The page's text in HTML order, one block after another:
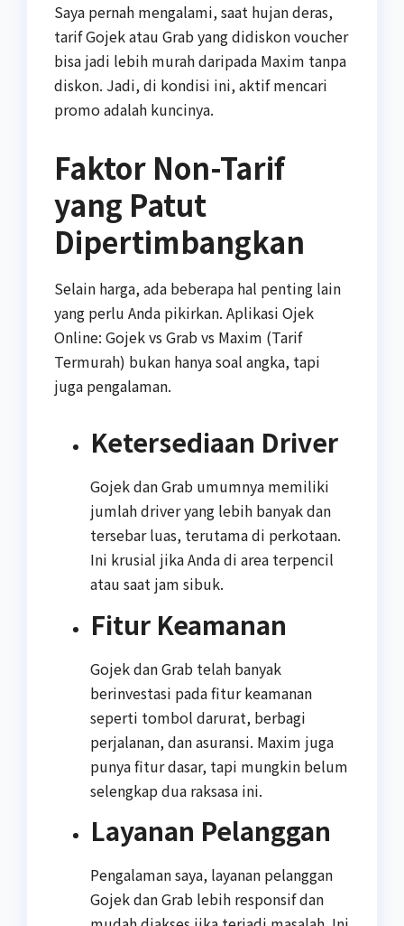
Saya pernah mengalami, saat hujan deras,
tarif Gojek atau Grab yang didiskon voucher
bisa jadi lebih murah daripada Maxim tanpa
diskon. Jadi, di kondisi ini, aktif mencari
promo adalah kuncinya.
Faktor Non-Tarif
yang Patut
Dipertimbangkan
Selain harga, ada beberapa hal penting lain
yang perlu Anda pikirkan. Aplikasi Ojek
Online: Gojek vs Grab vs Maxim (Tarif
Termurah) bukan hanya soal angka, tapi
juga pengalaman.
Ketersediaan Driver
Gojek dan Grab umumnya memiliki
jumlah driver yang lebih banyak dan
tersebar luas, terutama di perkotaan.
Ini krusial jika Anda di area terpencil
atau saat jam sibuk.
Fitur Keamanan
Gojek dan Grab telah banyak
berinvestasi pada fitur keamanan
seperti tombol darurat, berbagi
perjalanan, dan asuransi. Maxim juga
punya fitur dasar, tapi mungkin belum
selengkap dua raksasa ini.
Layanan Pelanggan
Pengalaman saya, layanan pelanggan
Gojek dan Grab lebih responsif dan